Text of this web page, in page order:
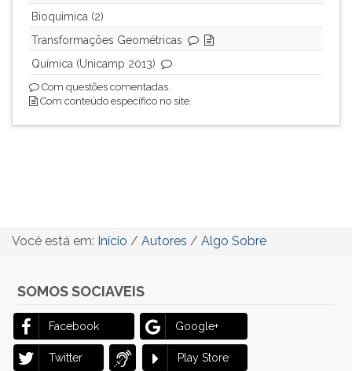
próxima
página.
Bioquimica (2)
Transformações Geométricas
Química (Unicamp 2013)
Com questões comentadas.
Com conteúdo específico no site.
Você está em: Início / Autores / Algo Sobre
SOMOS SOCIAVEIS
Facebook Google+
Twitter Play Store